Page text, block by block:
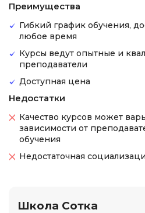
Преимущества
Гибкий график обучения,
любое время
Курсы ведут опытные и
преподаватели
Доступная цена
Недостатки
Качество курсов может
зависимости от
обучения
Недостаточная
Школа Сотка